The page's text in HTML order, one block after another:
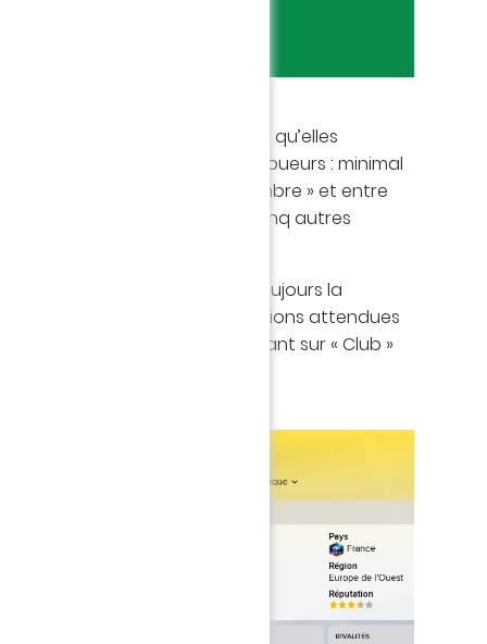
dénominations, il faut retenir qu’elles
de prise de risque de vos joueurs : minimal
pour « Créer le surnombre » et entre
paliers progressifs pour les cinq autres
de ce paramètre, je choisis toujours la
en fonction des prévisions attendues
pouvez retrouver en cliquant sur « Club »